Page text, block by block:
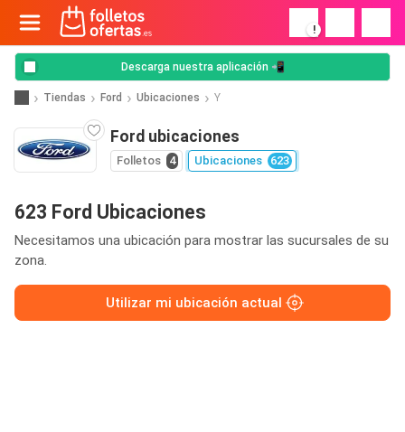
!
Descarga nuestra aplicación 📲
Tiendas Ford Ubicaciones Y
Ford ubicaciones
Folletos 4 Ubicaciones 623
623 Ford Ubicaciones
Necesitamos una ubicación para mostrar las sucursales de su
zona.
Utilizar mi ubicación actual